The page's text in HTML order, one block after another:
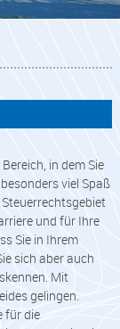
in dem Sie
viel Spaß
und für Ihre
Sie in Ihrem
sich aber auch
Mit
gelingen.
für die